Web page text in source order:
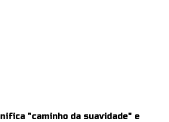
"caminho da suavidade" e